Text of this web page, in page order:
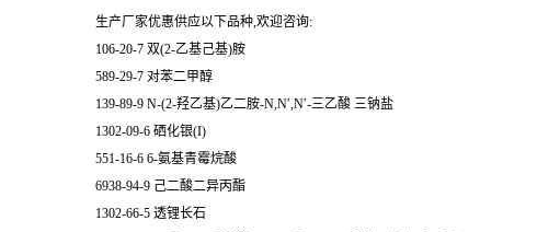
生产厂家优惠供应以下品种,欢迎咨询:
106-20-7 双(2-乙基己基)胺
589-29-7 对苯二甲醇
139-89-9 N-(2-羟乙基)乙二胺-N,N′,N′-三乙酸 三钠盐
1302-09-6 硒化银(I)
551-16-6 6-氨基青霉烷酸
6938-94-9 己二酸二异丙酯
1302-66-5 透锂长石